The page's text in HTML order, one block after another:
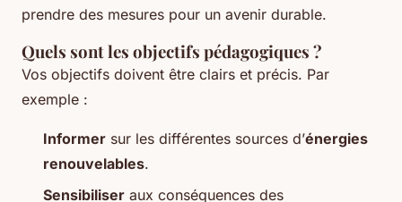
prendre des mesures pour un avenir durable.
Quels sont les objectifs pédagogiques ?
Vos objectifs doivent être clairs et précis. Par
exemple :
Informer sur les différentes sources d’énergies
renouvelables.
Sensibiliser aux conséquences des